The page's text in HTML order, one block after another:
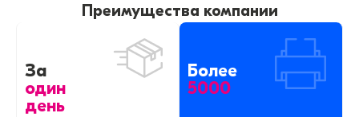
Преимущества компании
За
один
день
Более
5000